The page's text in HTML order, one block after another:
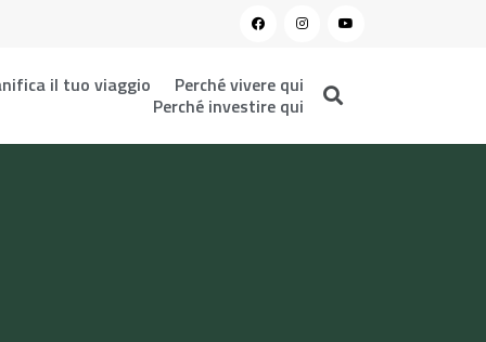
il tuo viaggio
Perché vivere qui
Perché investire qui